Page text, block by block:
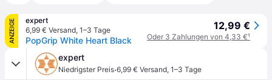
ANZEIGE
expert
6,99 € Versand, 1–3 Tage
PopGrip White Heart Black
12,99 €
Oder 3 Zahlungen von 4,33 €¹
expert
Niedrigster Preis·6,99 € Versand, 1–3 Tage